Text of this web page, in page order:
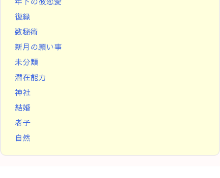
復縁
数秘術
新月の願い事
未分類
潜在能力
神社
結婚
老子
自然